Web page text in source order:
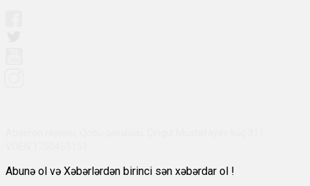
Abunə ol və Xəbərlərdən birinci sən xəbərdar ol !